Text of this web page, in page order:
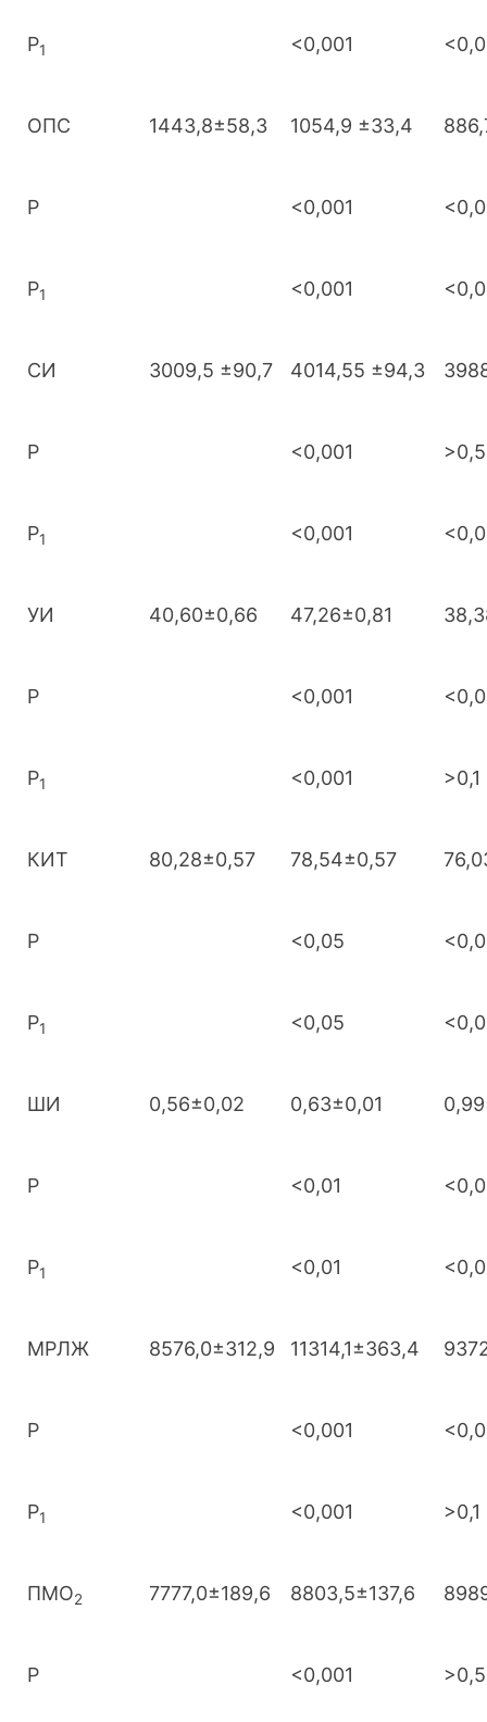
Р1 <0,001
ОПС 1443,8±58,3 1054,9 ±33,4
Р <0,001
Р1 <0,001
СИ 3009,5 ±90,7 4014,55 ±94,3
Р <0,001 >0,5
Р1 <0,001
УИ 40,60±0,66 47,26±0,81
Р <0,001
Р1 <0,001 >0,1
КИТ 80,28±0,57 78,54±0,57
Р <0,05
Р1 <0,05
ШИ 0,56±0,02 0,63±0,01
Р <0,01
Р1 <0,01
МРЛЖ 8576,0±312,9 11314,1±363,4
Р <0,001
Р1 <0,001 >0,1
ПМО2 7777,0±189,6 8803,5±137,6
Р <0,001 >0,5